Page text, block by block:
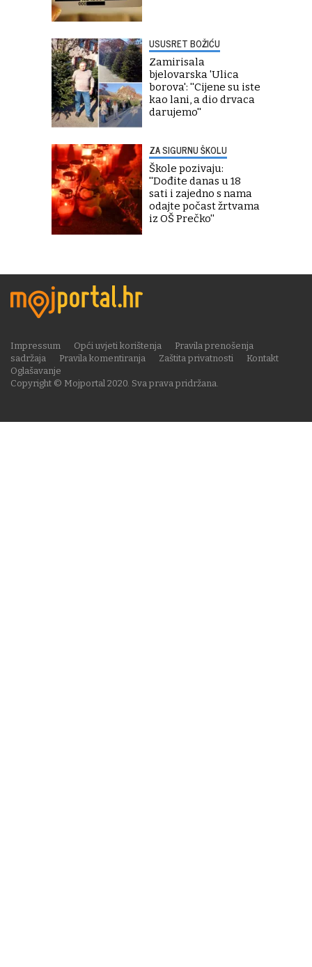
USUSRET BOŽIĆU
Zamirisala
bjelovarska 'Ulica
borova': ''Cijene su iste
kao lani, a dio drvaca
darujemo''
ZA SIGURNU ŠKOLU
Škole pozivaju:
''Dođite danas u 18
sati i zajedno s nama
odajte počast žrtvama
iz OŠ Prečko''
Copyright © Mojportal 2020. Sva prava pridržana.
Impressum Opći uvjeti korištenja
Pravila prenošenja
sadržaja
Pravila komentiranja Zaštita privatnosti
Kontakt
Oglašavanje